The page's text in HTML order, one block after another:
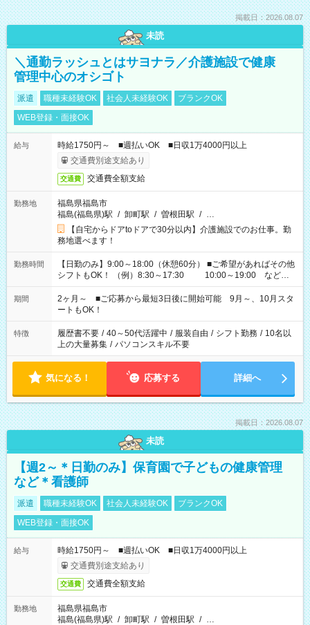
掲載日：2026.08.07
未読
＼通勤ラッシュとはサヨナラ／介護施設で健康
管理中心のオシゴト
派遣 職種未経験OK 社会人未経験OK
ブランクOK
WEB登録・面接OK
給与
時給1750円～ ■週払いOK ■日収1万4000円以上
交通費別途支給あり
交通費 交通費全額支給
勤務地
福島県福島市
福島(福島県)駅 / 卸町駅 / 曽根田駅 / …
【自宅からドアtoドアで30分以内】介護施設でのお仕事。勤
務地選べます！
勤務時間
【日勤のみ】9:00～18:00（休憩60分） ■ご希望があればその他
シフトもOK！ （例）8:30～17:30 10:00～19:00 など
「家族とお休みを合わせたい」 「余裕を持って夕飯の準備がし
たい」 「できれば残業はしたくない」 など、ご希望があれば教
えてくださいね。 ※Wワーク希望の方へ 今ご覧のお仕事で希望
する勤務時間と、もう1つのお仕事の勤務時間。 合計で週40時
間を超える場合は応募できません
期間
2ヶ月～ ■ご応募から最短3日後に開始可能 9月～、10月スタ
ートもOK！
特徴 履歴書不要 / 40～50代活躍中 / 服装自由 / シフト勤務 / 10名以
上の大量募集 / パソコンスキル不要
気になる！ 応募する 詳細へ
掲載日：2026.08.07
未読
【週2～＊日勤のみ】保育園で子どもの健康管理
など＊看護師
派遣 職種未経験OK 社会人未経験OK
ブランクOK
WEB登録・面接OK
給与
時給1750円～ ■週払いOK ■日収1万4000円以上
交通費別途支給あり
交通費 交通費全額支給
勤務地
福島県福島市
福島(福島県)駅 / 卸町駅 / 曽根田駅 / …